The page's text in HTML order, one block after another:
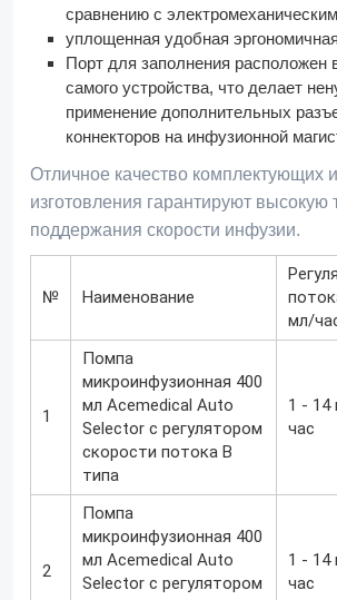
сравнению с
уплощенная удобная
Порт для заполнения расположен
самого устройства, что делает
применение дополнительных
коннекторов на инфузионной
Отличное качество комплектующих
изготовления гарантируют высокую
поддержания скорости инфузии.
№ Наименование
мл/
1
Помпа
микроинфузионная 400
мл Acemedical Auto
Selector с регулятором
скорости потока B
типа
1 - 14
час
2
Помпа
микроинфузионная 400
мл Acemedical Auto
Selector с регулятором
1 - 14
час